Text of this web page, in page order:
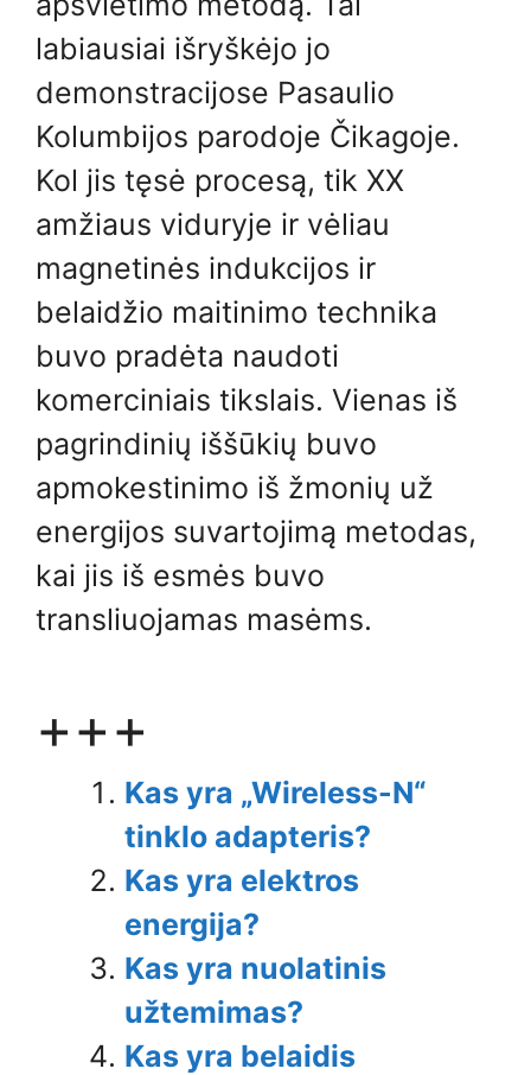
labiausiai išryškėjo jo
demonstracijose Pasaulio
Kolumbijos parodoje Čikagoje.
Kol jis tęsė procesą, tik XX
amžiaus viduryje ir vėliau
magnetinės indukcijos ir
belaidžio maitinimo technika
buvo pradėta naudoti
komerciniais tikslais. Vienas iš
pagrindinių iššūkių buvo
apmokestinimo iš žmonių už
energijos suvartojimą metodas,
kai jis iš esmės buvo
transliuojamas masėms.
+++
Kas yra „Wireless-N“
tinklo adapteris?
Kas yra elektros
energija?
Kas yra nuolatinis
užtemimas?
Kas yra belaidis